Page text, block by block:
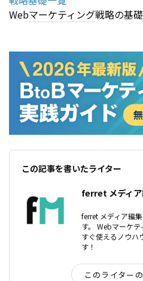
Webマーケティング戦略の基
この記事を書いたライター
ferret メディア
ferret メディア編
す。 Webマーケ
すぐ使えるノウハ
す！
このライター